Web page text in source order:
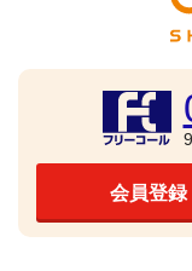
会員登録